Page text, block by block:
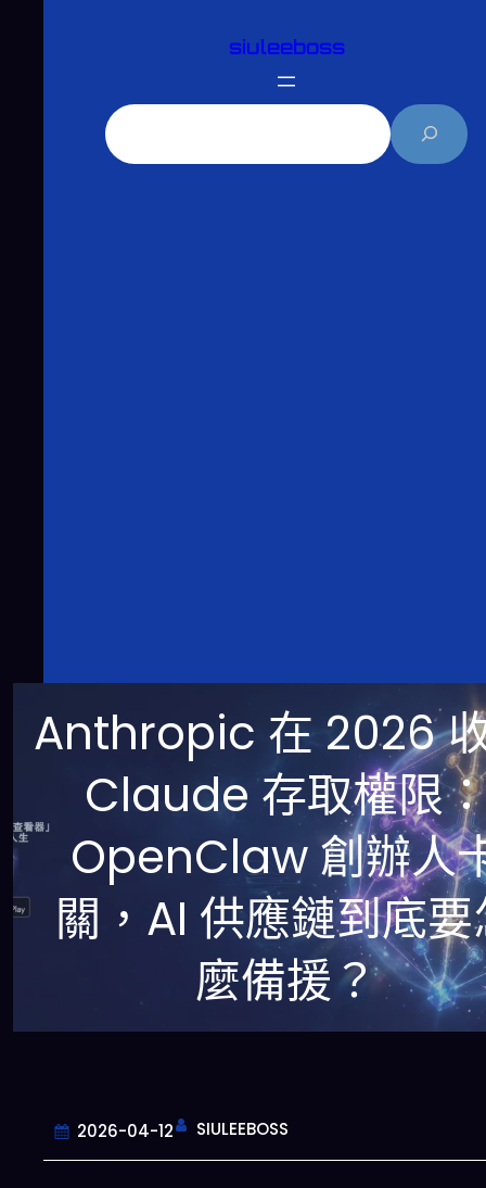
siuleeboss
Anthropic 在 2026
Claude 存取權限
OpenClaw 創辦人
關，AI 供應鏈到底要
麼備援？
2026-04-12 SIULEEBOSS